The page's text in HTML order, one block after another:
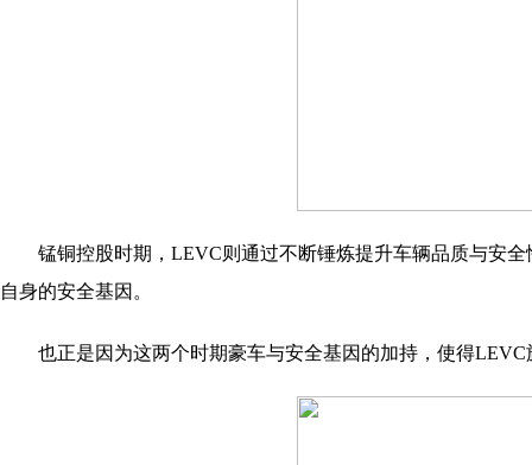
锰铜控股时期，LEVC则通过不断锤炼提升车辆品质与安
自身的安全基因。
也正是因为这两个时期豪车与安全基因的加持，使得